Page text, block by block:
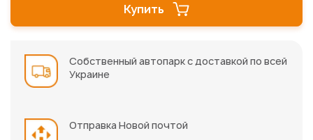
Купить
Собственный автопарк с доставкой по всей
Украине
Отправка Новой почтой